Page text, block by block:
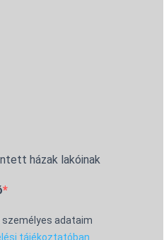
házak lakóinak
adataim
tájékoztatóban